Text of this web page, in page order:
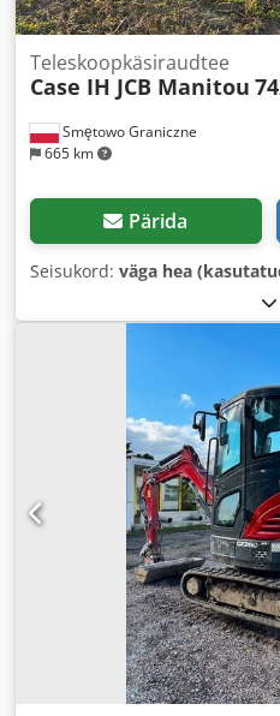
Smętowo Graniczne
665 km
Teleskoopkäsiraudtee
Case IH JCB Manitou
Pärida
Seisukord: väga hea